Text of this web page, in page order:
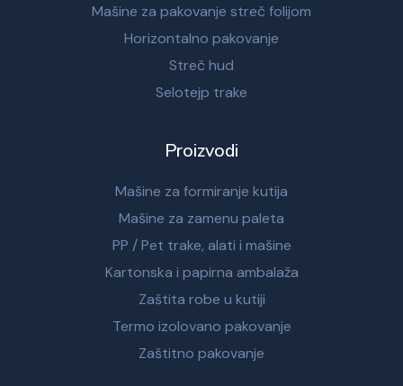
Mašine za pakovanje streč folijom
Horizontalno pakovanje
Streč hud
Selotejp trake
Proizvodi
Mašine za formiranje kutija
Mašine za zamenu paleta
PP / Pet trake, alati i mašine
Kartonska i papirna ambalaža
Zaštita robe u kutiji
Termo izolovano pakovanje
Zaštitno pakovanje